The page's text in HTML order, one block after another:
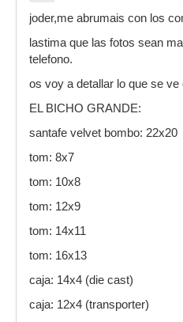
joder,me abrumais con los
lastima que las fotos sean
telefono.
os voy a detallar lo que se
EL BICHO GRANDE:
santafe velvet bombo: 22x20
tom: 8x7
tom: 10x8
tom: 12x9
tom: 14x11
tom: 16x13
caja: 14x4 (die cast)
caja: 12x4 (transporter)